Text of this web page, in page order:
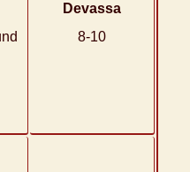
Devassa
8-10